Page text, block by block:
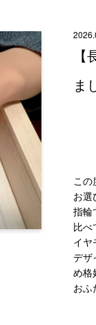
ま
この
お選
指輪
比べ
イヤ
デザ
め格
おふ